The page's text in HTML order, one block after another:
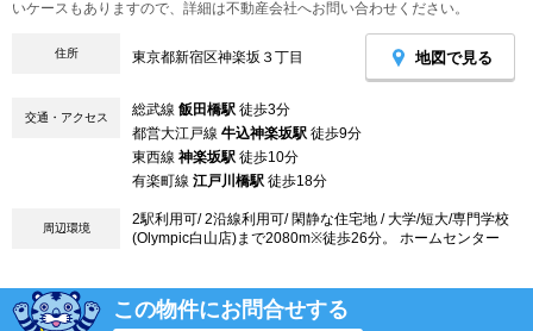
いケースもありますので、詳細は不動産会社へお問い合わせください。
住所 東京都新宿区神楽坂３丁目 地図で見る
交通・アクセス 総武線 飯田橋駅 徒歩3分
都営大江戸線 牛込神楽坂駅 徒歩9分
東西線 神楽坂駅 徒歩10分
有楽町線 江戸川橋駅 徒歩18分
周辺環境
2駅利用可/ 2沿線利用可/ 閑静な住宅地 / 大学/短大/専門学校
(Olympic白山店)まで2080m※徒歩26分。 ホームセンター
この物件にお問合せする